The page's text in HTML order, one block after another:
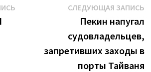
Предыдущая
СЛЕДУЮЩАЯ ЗАПИСЬ
Пекин напугал
судовладельцев,
запретивших заходы в
порты Тайваня